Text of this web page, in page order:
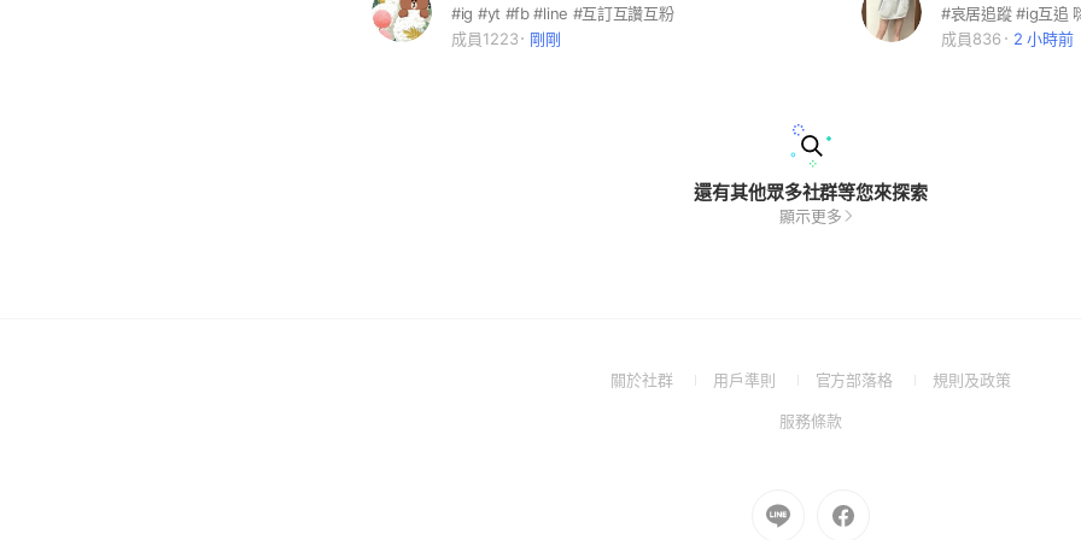
#ig #yt #fb #line #互訂互讚互粉
成員1223
剛剛
成員836
2 小時前
還有其他眾多社群等您來探索
顯示更多
關於社群
(Open用戶準則
(Open
a
官方部落格
(Open規則及政策(Open
服務條款(Open
window)
Go
to
Go
to